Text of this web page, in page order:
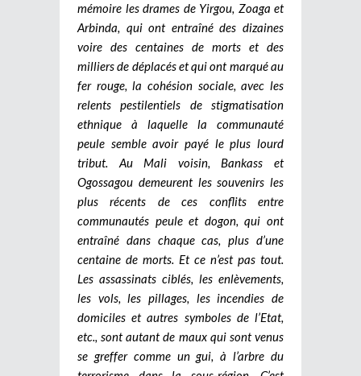
mémoire les drames de Yirgou, Zoaga et
Arbinda, qui ont entraîné des dizaines
voire des centaines de morts et des
milliers de déplacés et qui ont marqué au
fer rouge, la cohésion sociale, avec les
relents pestilentiels de stigmatisation
ethnique à laquelle la communauté
peule semble avoir payé le plus lourd
tribut. Au Mali voisin, Bankass et
Ogossagou demeurent les souvenirs les
plus récents de ces conflits entre
communautés peule et dogon, qui ont
entraîné dans chaque cas, plus d’une
centaine de morts. Et ce n’est pas tout.
Les assassinats ciblés, les enlèvements,
les vols, les pillages, les incendies de
domiciles et autres symboles de l’Etat,
etc., sont autant de maux qui sont venus
se greffer comme un gui, à l’arbre du